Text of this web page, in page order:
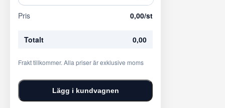
Pris 0,00/st
Totalt 0,00
Frakt tillkommer. Alla priser är exklusive moms
Lägg i kundvagnen